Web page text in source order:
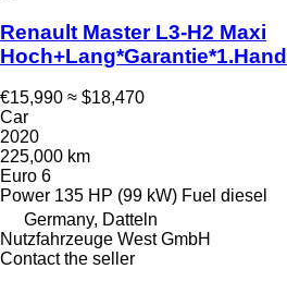
Renault Master L3-H2 Maxi
Hoch+Lang*Garantie*1.Hand
€15,990 ≈ $18,470
Car
2020
225,000 km
Euro 6
Power 135 HP (99 kW) Fuel diesel
Germany, Datteln
Nutzfahrzeuge West GmbH
Contact the seller